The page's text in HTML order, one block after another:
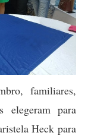
familiares,
elegeram para
Heck para